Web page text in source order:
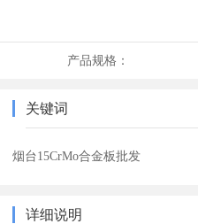
产品规格：
关键词
烟台15CrMo合金板批发
详细说明